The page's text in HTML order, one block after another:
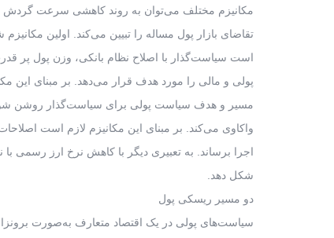
مکانیزم مختلف می‌توان به روند کاهشی سرعت گردش
تقاضای بازار پول مساله را تبیین می‌کند. اولین
است سیاست‌گذار با اصلاح نظام بانکی، وزن پول پر
پولی و مالی را مورد هدف قرار می‌دهد. بر مبنای
مسیر و هدف سیاست پولی برای سیاست‌گذار روشن شود.
واکاوی می‌کند. بر مبنای این مکانیزم لازم است
اجرا برساند. به تعبیری دیگر با کاهش نرخ ارز رسمی
شکل دهد.
دو مسیر ریسکی پول
سیاست‌های پولی در یک اقتصاد متعارف به‌صورت